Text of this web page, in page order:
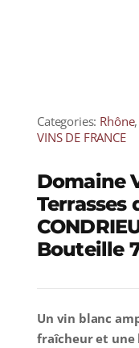
Categories: Rhône
VINS DE FRANCE
Domaine
Terrasses
Bouteille
Un vin blanc
fraîcheur et une